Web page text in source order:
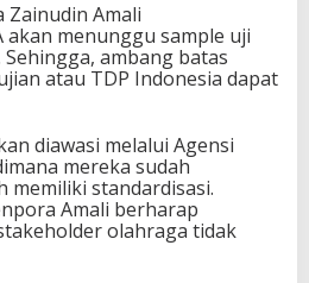
h
P
a
n
m
i
C
o
v
Amali
akan menunggu sample uji
ambang batas
atau TDP Indonesia dapat
diawasi melalui Agensi
mereka sudah
memiliki standardisasi.
Amali berharap
olahraga tidak